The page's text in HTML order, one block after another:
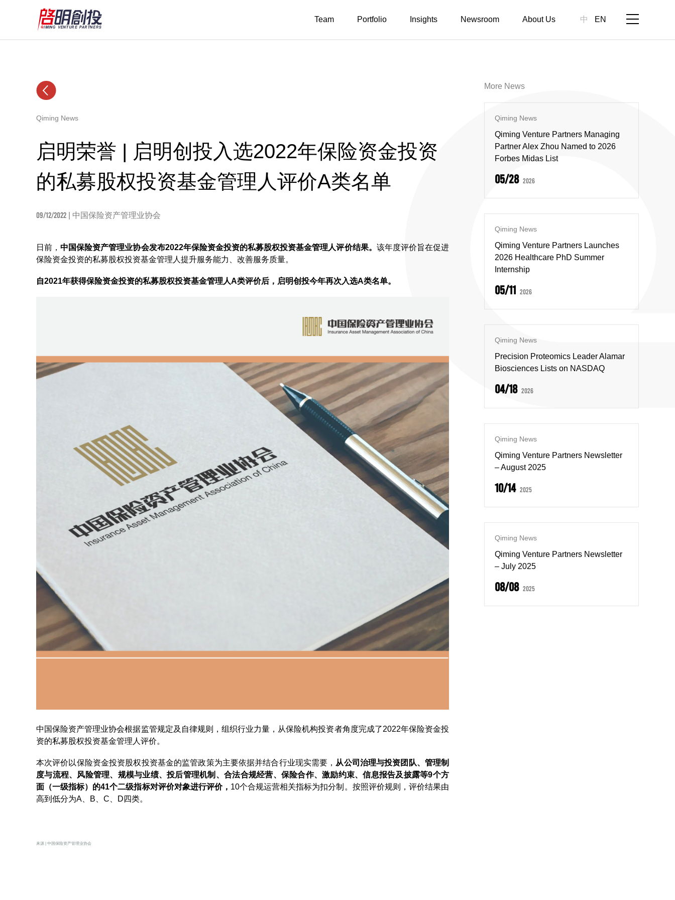
中 EN
Team Portfolio Insights Newsroom About Us
Qiming News
启明荣誉 | 启明创投入选2022年保险资金投资
的私募股权投资基金管理人评价A类名单
09/12/2022 | 中国保险资产管理业协会
日前，中国保险资产管理业协会发布2022年保险资金投资的私募股权投资基金管理人评价结果。 该年度评价旨在促进
保险资金投资的私募股权投资基金管理人提升服务能力、改善服务质量。
自2021年获得保险资金投资的私募股权投资基金管理人A类评价后，启明创投今年再次入选A类名单。
中国保险资产管理业协会根据监管规定及自律规则，组织行业力量，从保险机构投资者角度完成了2022年保险资金投
资的私募股权投资基金管理人评价。
本次评价以保险资金投资股权投资基金的监管政策为主要依据并结合行业现实需要， 从公司治理与投资团队、管理制
度与流程、风险管理、规模与业绩、投后管理机制、合法合规经营、保险合作、激励约束、信息报告及披露等9个方
面（一级指标）的41个二级指标对评价对象进行评价， 10个合规运营相关指标为扣分制。按照评价规则，评价结果由
高到低分为A、B、C、D四类。
来源 | 中国保险资产管理业协会
More News
Qiming News
Qiming Venture Partners Managing
Partner Alex Zhou Named to 2026
Forbes Midas List
05/28 2026
Qiming News
Qiming Venture Partners Launches
2026 Healthcare PhD Summer
Internship
05/11 2026
Qiming News
Precision Proteomics Leader Alamar
Biosciences Lists on NASDAQ
04/18 2026
Qiming News
Qiming Venture Partners Newsletter
– August 2025
10/14 2025
Qiming News
Qiming Venture Partners Newsletter
– July 2025
08/08 2025